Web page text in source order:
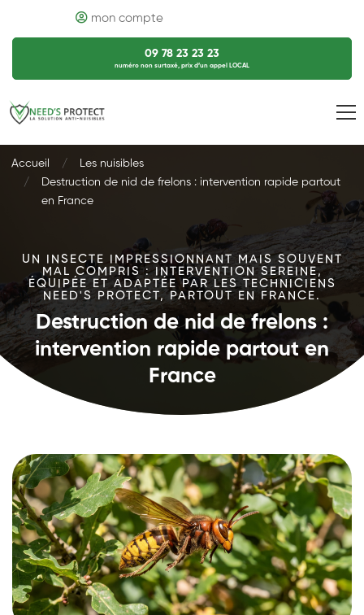
mon compte
09 78 23 23 23
numéro non surtaxé, prix d’un appel LOCAL
Accueil
Les nuisibles
Destruction de nid de frelons : intervention rapide partout
en France
UN INSECTE IMPRESSIONNANT MAIS SOUVENT
MAL COMPRIS : INTERVENTION SEREINE,
ÉQUIPÉE ET ADAPTÉE PAR LES TECHNICIENS
NEED'S PROTECT, PARTOUT EN FRANCE.
Destruction de nid de frelons :
intervention rapide partout en
France